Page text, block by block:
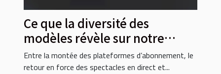
Ce que la diversité des
modèles révèle sur notre
rapport à l’intimité
Entre la montée des plateformes d’abonnement, le
retour en force des spectacles en direct et...